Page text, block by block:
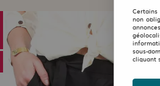
Certains
non
sous-
cliquant